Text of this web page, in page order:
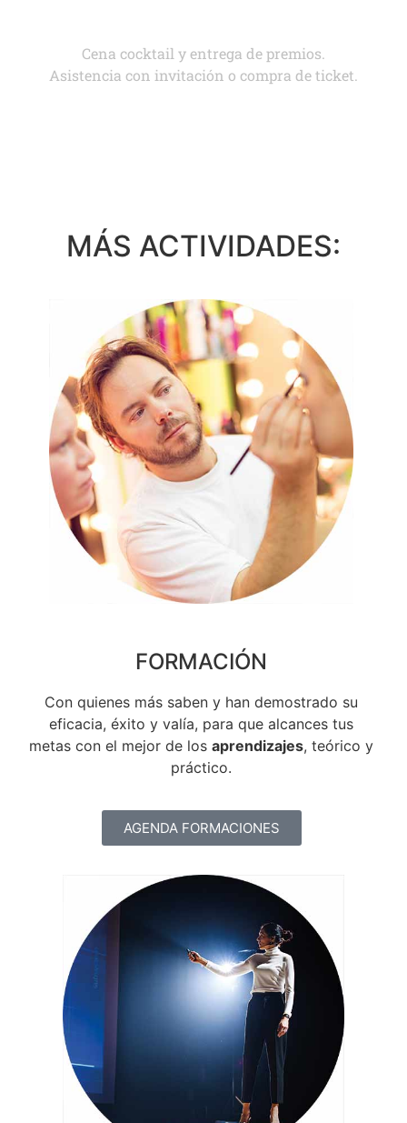
Cena cocktail y entrega de premios.
Asistencia con invitación o compra de ticket.
MÁS ACTIVIDADES:
FORMACIÓN
Con quienes más saben y han demostrado su
eficacia, éxito y valía, para que alcances tus
metas con el mejor de los aprendizajes, teórico y
práctico.
AGENDA FORMACIONES